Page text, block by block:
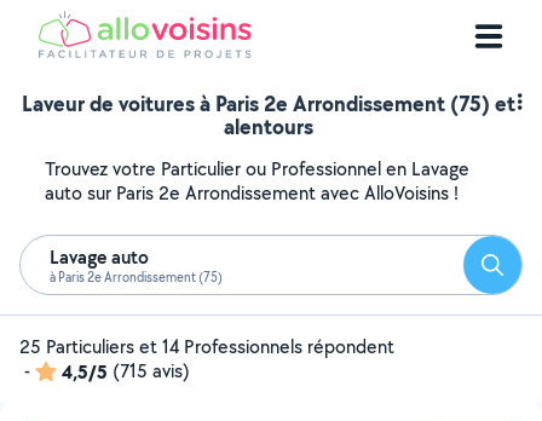
Laveur de voitures à Paris 2e Arrondissement (75) et
alentours
Trouvez votre Particulier ou Professionnel en Lavage
auto sur Paris 2e Arrondissement avec AlloVoisins !
Lavage auto
à Paris 2e Arrondissement (75)
25 Particuliers et 14 Professionnels répondent
-
4,5/5 (715 avis)